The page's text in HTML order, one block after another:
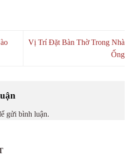
Vị Trí Đặt Bàn Thờ Trong Nhà
Ống
gửi bình luận.